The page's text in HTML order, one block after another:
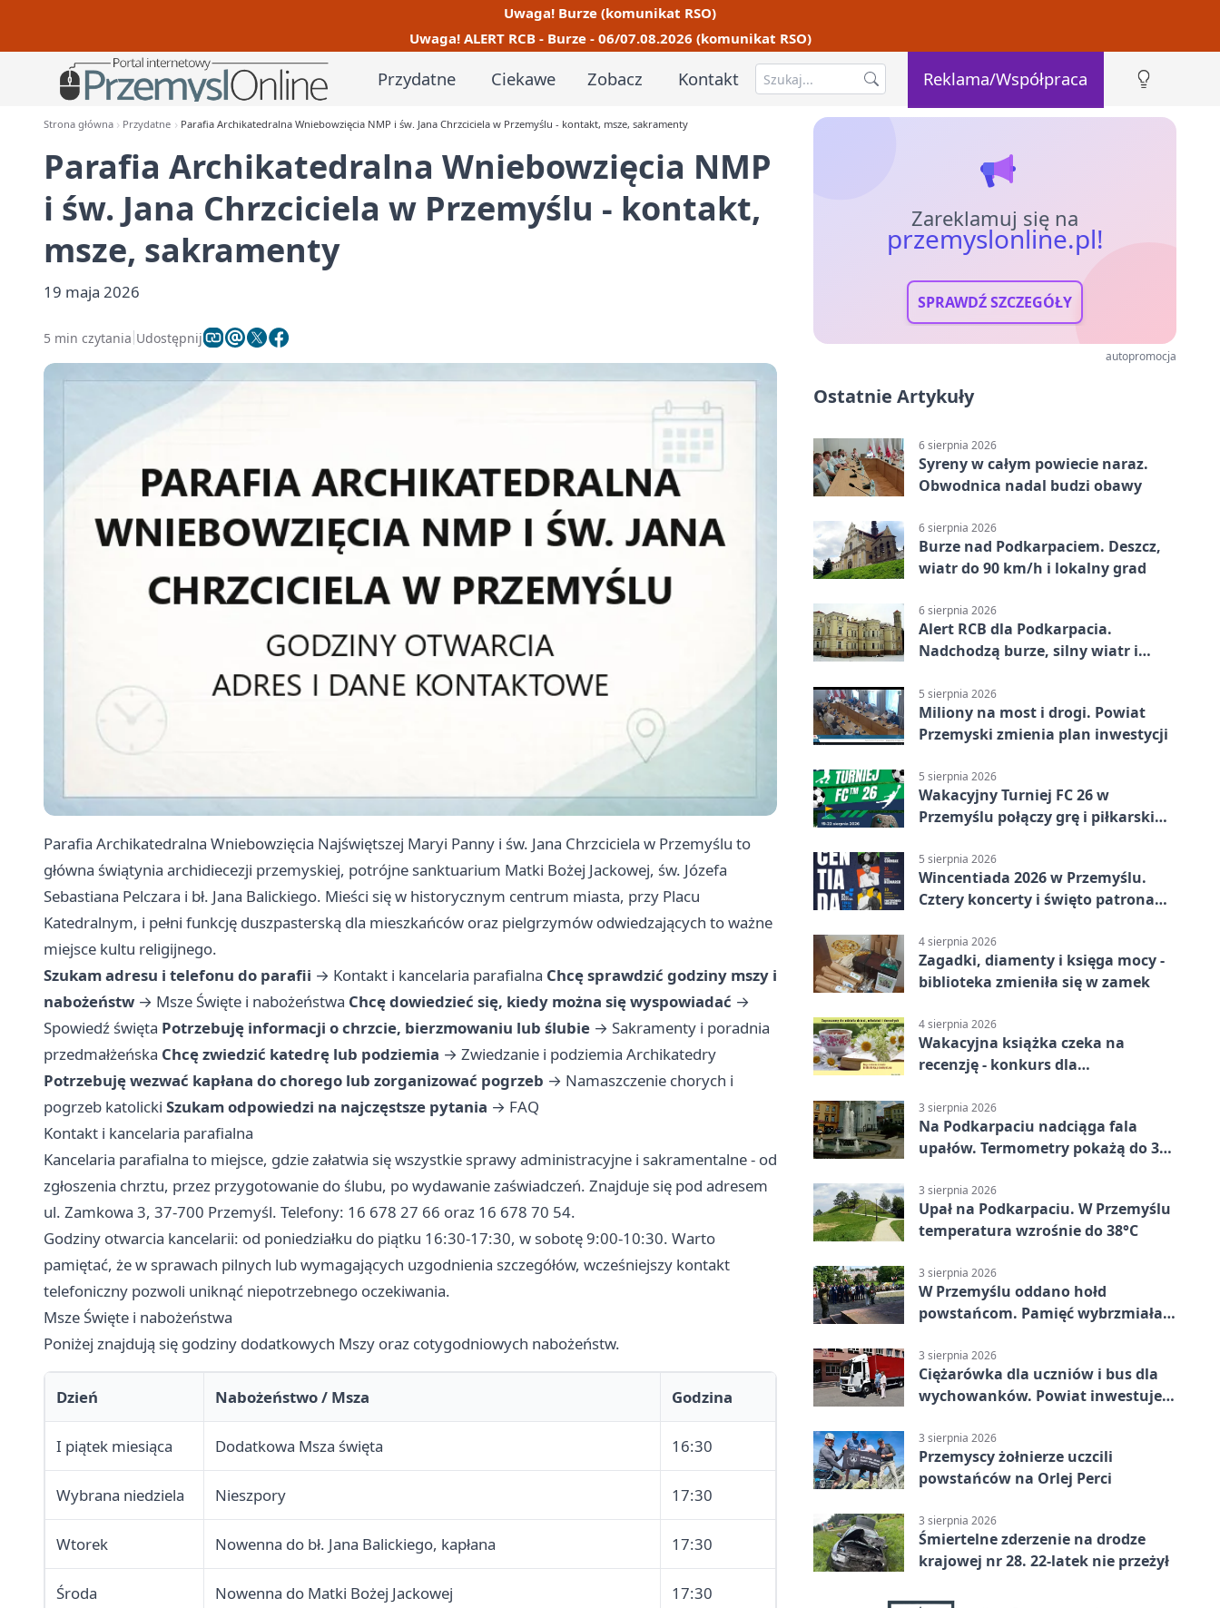
Uwaga! Burze (komunikat RSO)
Uwaga! ALERT RCB - Burze - 06/07.08.2026 (komunikat RSO)
Przydatne Ciekawe Zobacz Kontakt Reklama/Współpraca
Strona główna Przydatne Parafia Archikatedralna Wniebowzięcia NMP i św. Jana Chrzciciela w Przemyślu - kontakt, msze, sakramenty
Parafia Archikatedralna Wniebowzięcia NMP
i św. Jana Chrzciciela w Przemyślu - kontakt,
msze, sakramenty
19 maja 2026
5 min czytania Udostępnij
Parafia Archikatedralna Wniebowzięcia Najświętszej Maryi Panny i św. Jana Chrzciciela w Przemyślu to
główna świątynia archidiecezji przemyskiej, potrójne sanktuarium Matki Bożej Jackowej, św. Józefa
Sebastiana Pelczara i bł. Jana Balickiego. Mieści się w historycznym centrum miasta, przy Placu
Katedralnym, i pełni funkcję duszpasterską dla mieszkańców oraz pielgrzymów odwiedzających to ważne
miejsce kultu religijnego.
Szukam adresu i telefonu do parafii → Kontakt i kancelaria parafialna Chcę sprawdzić godziny mszy i
nabożeństw → Msze Święte i nabożeństwa Chcę dowiedzieć się, kiedy można się wyspowiadać →
Spowiedź święta Potrzebuję informacji o chrzcie, bierzmowaniu lub ślubie → Sakramenty i poradnia
przedmałżeńska Chcę zwiedzić katedrę lub podziemia → Zwiedzanie i podziemia Archikatedry
Potrzebuję wezwać kapłana do chorego lub zorganizować pogrzeb → Namaszczenie chorych i
pogrzeb katolicki Szukam odpowiedzi na najczęstsze pytania → FAQ
Kontakt i kancelaria parafialna
Kancelaria parafialna to miejsce, gdzie załatwia się wszystkie sprawy administracyjne i sakramentalne - od
zgłoszenia chrztu, przez przygotowanie do ślubu, po wydawanie zaświadczeń. Znajduje się pod adresem
ul. Zamkowa 3, 37-700 Przemyśl. Telefony: 16 678 27 66 oraz 16 678 70 54.
Godziny otwarcia kancelarii: od poniedziałku do piątku 16:30-17:30, w sobotę 9:00-10:30. Warto
pamiętać, że w sprawach pilnych lub wymagających uzgodnienia szczegółów, wcześniejszy kontakt
telefoniczny pozwoli uniknąć niepotrzebnego oczekiwania.
Msze Święte i nabożeństwa
Poniżej znajdują się godziny dodatkowych Mszy oraz cotygodniowych nabożeństw.
Dzień Nabożeństwo / Msza Godzina
I piątek miesiąca Dodatkowa Msza święta 16:30
Wybrana niedziela Nieszpory 17:30
Wtorek Nowenna do bł. Jana Balickiego, kapłana 17:30
Środa Nowenna do Matki Bożej Jackowej 17:30
Zareklamuj się na
przemyslonline.pl!
SPRAWDŹ SZCZEGÓŁY
autopromocja
Ostatnie Artykuły
6 sierpnia 2026
Syreny w całym powiecie naraz.
Obwodnica nadal budzi obawy
6 sierpnia 2026
Burze nad Podkarpaciem. Deszcz,
wiatr do 90 km/h i lokalny grad
6 sierpnia 2026
Alert RCB dla Podkarpacia.
Nadchodzą burze, silny wiatr i
5 sierpnia 2026
Miliony na most i drogi. Powiat
Przemyski zmienia plan inwestycji
5 sierpnia 2026
Wakacyjny Turniej FC 26 w
Przemyślu połączy grę i piłkarski
5 sierpnia 2026
Wincentiada 2026 w Przemyślu.
Cztery koncerty i święto patrona
4 sierpnia 2026
Zagadki, diamenty i księga mocy -
biblioteka zmieniła się w zamek
4 sierpnia 2026
Wakacyjna książka czeka na
recenzję - konkurs dla
3 sierpnia 2026
Na Podkarpaciu nadciąga fala
upałów. Termometry pokażą do 36
3 sierpnia 2026
Upał na Podkarpaciu. W Przemyślu
temperatura wzrośnie do 38°C
3 sierpnia 2026
W Przemyślu oddano hołd
powstańcom. Pamięć wybrzmiała
3 sierpnia 2026
Ciężarówka dla uczniów i bus dla
wychowanków. Powiat inwestuje
3 sierpnia 2026
Przemyscy żołnierze uczcili
powstańców na Orlej Perci
3 sierpnia 2026
Śmiertelne zderzenie na drodze
krajowej nr 28. 22-latek nie przeżył